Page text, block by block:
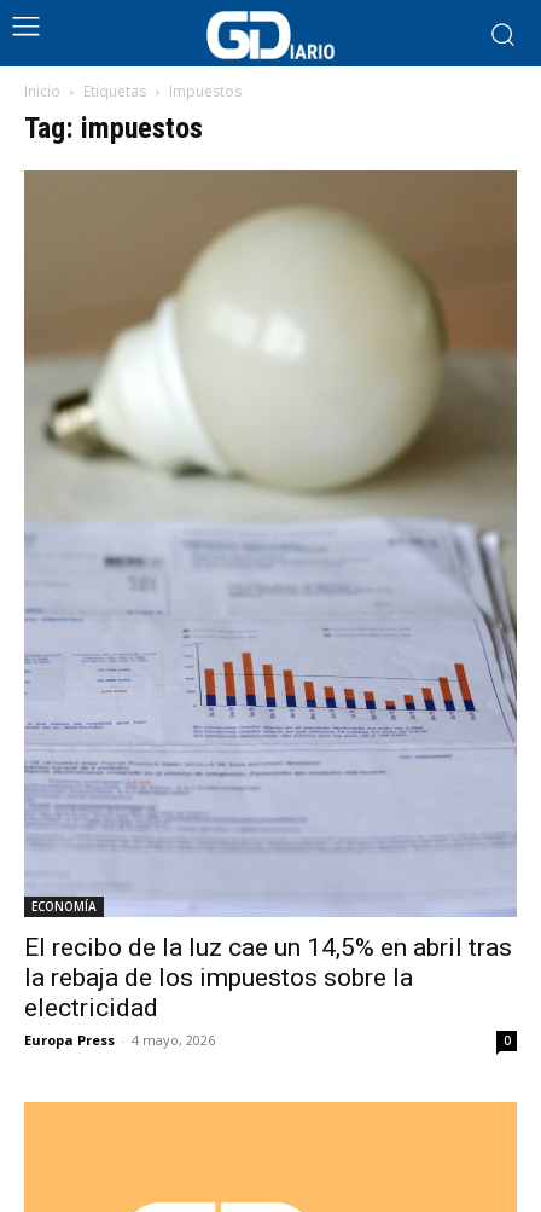
Inicio Etiquetas Impuestos
Tag: impuestos
ECONOMÍA
El recibo de la luz cae un 14,5% en abril tras
la rebaja de los impuestos sobre la
electricidad
Europa Press - 4 mayo, 2026 0